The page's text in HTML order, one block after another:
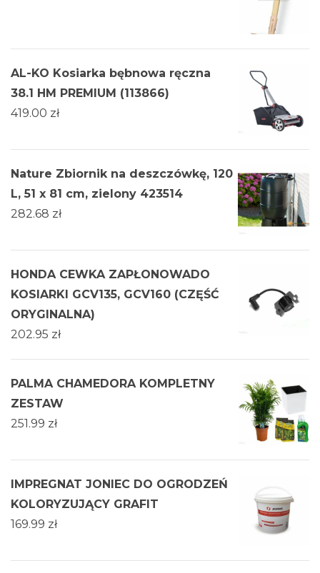
AL-KO Kosiarka bębnowa ręczna
38.1 HM PREMIUM (113866)
419.00 zł
Nature Zbiornik na deszczówkę, 120
L, 51 x 81 cm, zielony 423514
282.68 zł
HONDA CEWKA ZAPŁONOWADO
KOSIARKI GCV135, GCV160 (CZĘŚĆ
ORYGINALNA)
202.95 zł
PALMA CHAMEDORA KOMPLETNY
ZESTAW
251.99 zł
IMPREGNAT JONIEC DO OGRODZEŃ
KOLORYZUJĄCY GRAFIT
169.99 zł